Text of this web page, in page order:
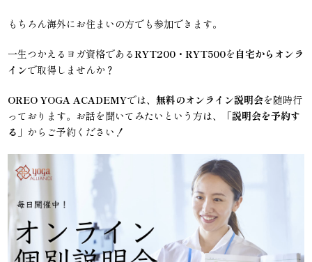
もちろん海外にお住まいの方でも参加できます。
一生つかえるヨガ資格であるRYT200・RYT500を 自宅からオンラ
インで取得しませんか？
OREO YOGA ACADEMYでは、無料のオンライン説明会を随時行
っております。お話を聞いてみたいという方は、「説明会を予約す
る 」からご予約ください！